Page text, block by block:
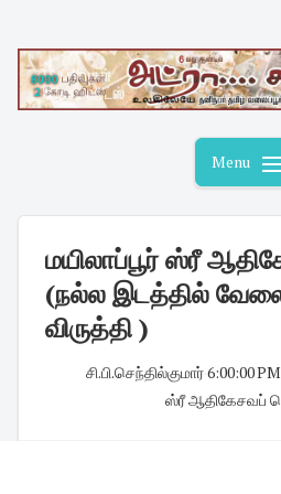
content
Menu
மயிலாப்பூர் ஸ்ரீ
(நல்ல இடத்தில்
விருத்தி )
சி.பி.செந்தில்குமார்·6:00:00 PM
ஸ்ரீ ஆதிகேசவப்